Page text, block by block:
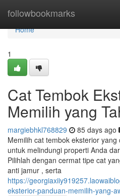
followbookmarks
Home
Home
1
Cat Tembok
Memilih yang
margiebhkl768829 85 days ago
Memilih cat tembok eksterior
untuk melindungi properti Anda
Pilihlah dengan cermat tipe cat
anti jamur , serta
https://
eksterior-panduan-memilih-yang-